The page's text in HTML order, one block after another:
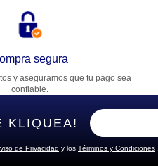
de email
un comentario
segura
y aseguramos que tu pago sea
confiable.
KLIQUEA!
de Privacidad y los Términos y Condiciones